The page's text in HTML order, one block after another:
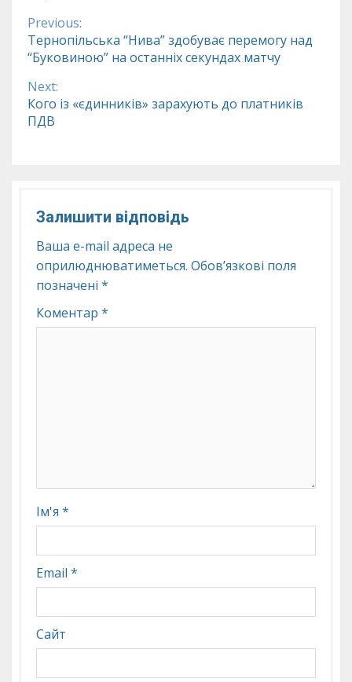
Continue
Reading
Previous:
Тернопільська “Нива” здобуває перемогу над
“Буковиною” на останніх секундах матчу
Next:
Кого із «єдинників» зарахують до платників
ПДВ
Залишити відповідь
Ваша e-mail адреса не
оприлюднюватиметься. Обов’язкові поля
позначені *
Коментар *
Ім'я *
Email *
Сайт